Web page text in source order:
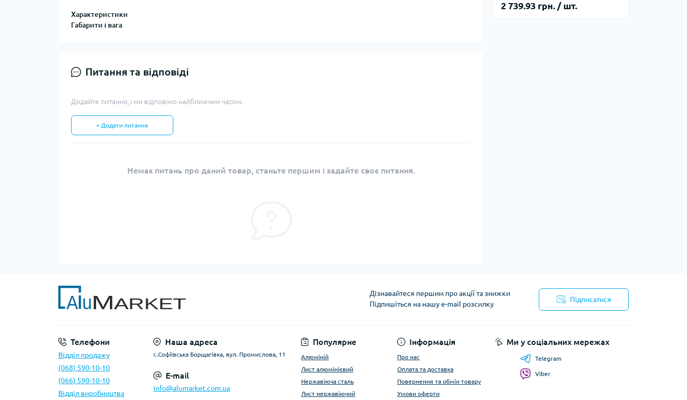
2 739.93 грн. / шт.
Характеристики
Габарити і вага
Питання та відповіді
Додайте питання, і ми відповімо найближчим часом.
+ Додати питання
Немає питань про даний товар, станьте першим і задайте своє питання.
Дізнавайтеся першим про акції та знижки
Підпишіться на нашу e-mail розсилку
Підписатися
Телефони
Відділ продажу
(068) 590-10-10
(066) 590-10-10
Відділ виробництва
Наша адреса
с.Софіївська Борщагівка, вул. Промислова, 11
E-mail
info@alumarket.com.ua
Популярне
Алюміній
Лист алюмінієвий
Нержавіюча сталь
Лист нержавіючий
Інформація
Про нас
Оплата та доставка
Повернення та обмін товару
Умови оферти
Ми у соціальних мережах
Telegram
Viber